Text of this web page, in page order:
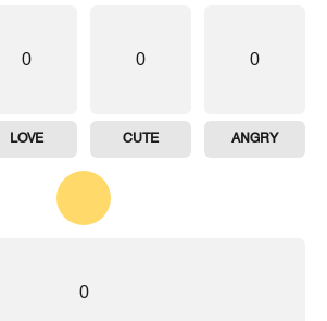
0
ANGRY
0
CUTE
0
LOVE
0